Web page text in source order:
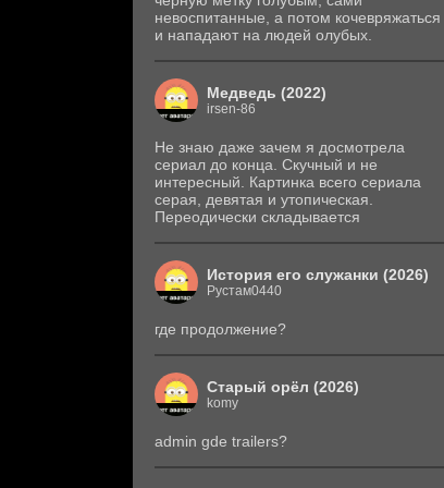
невоспитанные, а потом кочевряжаться
и нападают на людей олубых.
Медведь (2022)
irsen-86
Не знаю даже зачем я досмотрела
сериал до конца. Скучный и не
интересный. Картинка всего сериала
серая, девятая и утопическая.
Переодически складывается
История его служанки (2026)
Рустам0440
где продолжение?
Старый орёл (2026)
komy
admin gde trailers?